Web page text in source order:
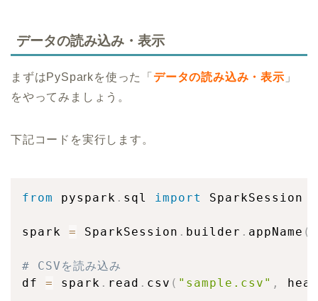
データの読み込み・表示
まずはPySparkを使った「 データの読み込み・表示 」
をやってみましょう。
下記コードを実行します。
from pyspark . sql import SparkSession
spark = SparkSession . builder . appName (
# CSVを読み込み
df = spark . read . csv ( "sample.csv" ,